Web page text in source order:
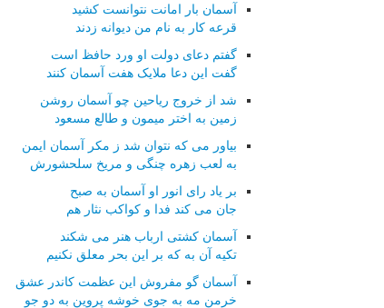
آسمان بار امانت نتوانست کشید
قرعه کار به نام من دیوانه زدند
گفتم دعای دولت او ورد حافظ است
گفت این دعا ملایک هفت آسمان کنند
شد از خروج ریاحین چو آسمان روشن
زمین به اختر میمون و طالع مسعود
بیاور می که نتوان شد ز مکر آسمان ایمن
به لعب زهره چنگی و مریخ سلحشورش
بر یاد رای انور او آسمان به صبح
جان می کند فدا و کواکب نثار هم
آسمان کشتی ارباب هنر می شکند
تکیه آن به که بر این بحر معلق نکنیم
آسمان گو مفروش این عظمت کاندر عشق
خرمن مه به جوی خوشه پروین به دو جو